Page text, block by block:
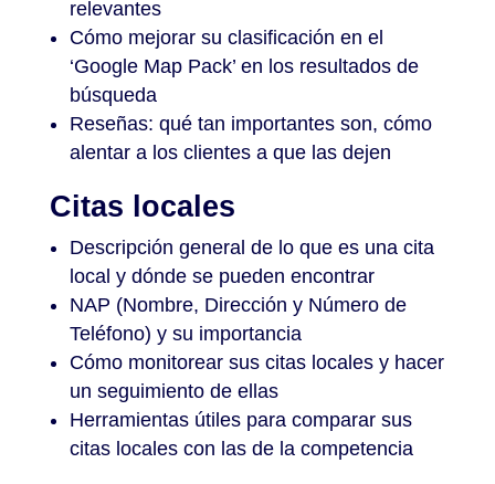
relevantes
Cómo mejorar su clasificación en el
‘Google Map Pack’ en los resultados de
búsqueda
Reseñas: qué tan importantes son, cómo
alentar a los clientes a que las dejen
Citas locales
Descripción general de lo que es una cita
local y dónde se pueden encontrar
NAP (Nombre, Dirección y Número de
Teléfono) y su importancia
Cómo monitorear sus citas locales y hacer
un seguimiento de ellas
Herramientas útiles para comparar sus
citas locales con las de la competencia